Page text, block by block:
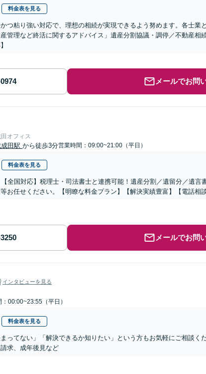
料金表を見る
かつ粘り強い対応で、理想の相続が実現できるよう努めます。各士業
管理など終活に関するアドバイス」遺産分割協議・調停／不動産相
メールでお問
オフィス
田駅 から徒歩3分営業時間：09:00~21:00（平日）
料金表を見る
【全国対応】税理士・司法書士と連携可能！遺産分割／遺留分／遺言
お任せください。【明瞭な料金プラン】【解決実績豊富】【電話相談
メールでお問
インタビューを見る
00:00~23:55（平日）
料金表を見る
まってない」「解決できるか知りたい」という方もお気軽にご相談く
求、成年後見など